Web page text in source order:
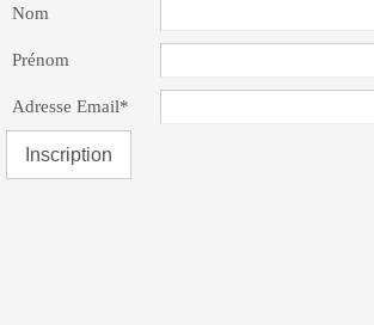
Nom
Prénom
Adresse Email*